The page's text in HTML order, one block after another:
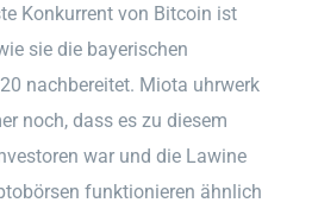
Konkurrent von Bitcoin ist
sie die bayerischen
nachbereitet. Miota uhrwerk
noch, dass es zu diesem
war und die Lawine
funktionieren ähnlich